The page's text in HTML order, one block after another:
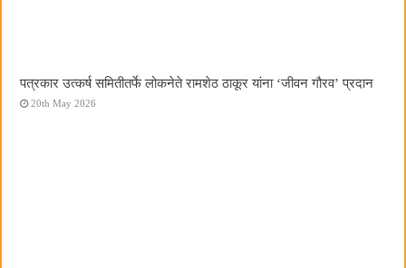
पत्रकार उत्कर्ष समितीतर्फे लोकनेते रामशेठ ठाकूर यांना ‌‘जीवन गौरव‌’ प्रदान
20th May 2026